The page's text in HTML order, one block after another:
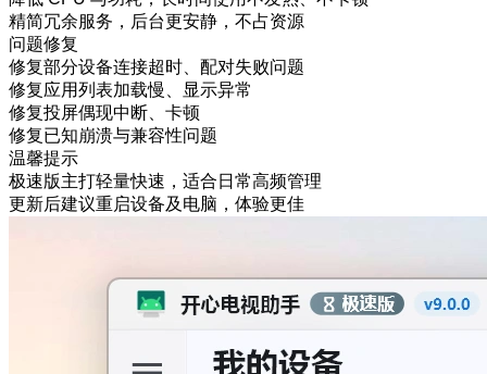
精简冗余服务，后台更安静，不占资源
问题修复
修复部分设备连接超时、配对失败问题
修复应用列表加载慢、显示异常
修复投屏偶现中断、卡顿
修复已知崩溃与兼容性问题
温馨提示
极速版主打轻量快速，适合日常高频管理
更新后建议重启设备及电脑，体验更佳